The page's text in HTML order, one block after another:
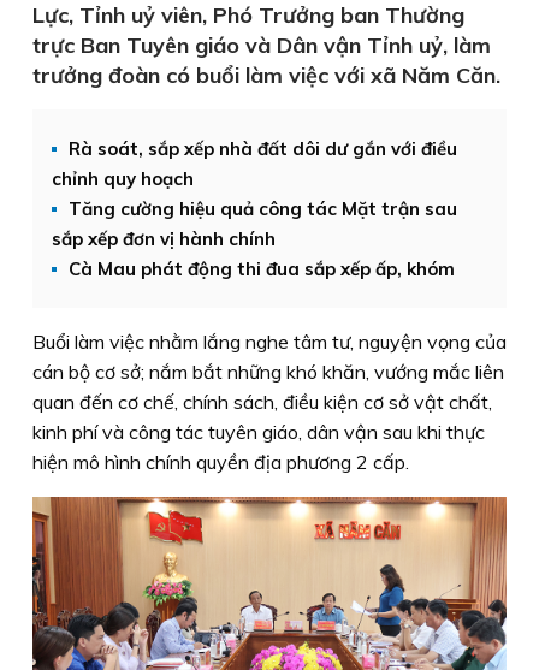
Lực, Tỉnh uỷ viên, Phó Trưởng ban Thường
trực Ban Tuyên giáo và Dân vận Tỉnh uỷ, làm
trưởng đoàn có buổi làm việc với xã Năm Căn.
Rà soát, sắp xếp nhà đất dôi dư gắn với điều
chỉnh quy hoạch
Tăng cường hiệu quả công tác Mặt trận sau
sắp xếp đơn vị hành chính
Cà Mau phát động thi đua sắp xếp ấp, khóm
Buổi làm việc nhằm lắng nghe tâm tư, nguyện vọng của
cán bộ cơ sở; nắm bắt những khó khăn, vướng mắc liên
quan đến cơ chế, chính sách, điều kiện cơ sở vật chất,
kinh phí và công tác tuyên giáo, dân vận sau khi thực
hiện mô hình chính quyền địa phương 2 cấp.